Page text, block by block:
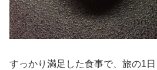
すっかり満足した食事で、旅の1日